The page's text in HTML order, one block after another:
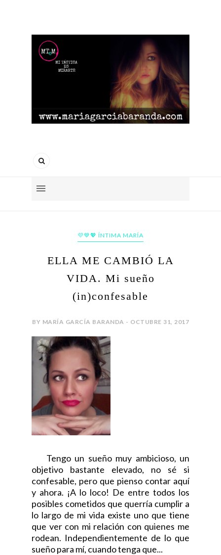
💜💙💖 ÍNTIMA MARÍA
ELLA ME CAMBIÓ LA
VIDA. Mi sueño
(in)confesable
BY MARÍA GARCÍA BARANDA - OCTUBRE 31, 2017
Tengo un sueño muy ambicioso, un
objetivo bastante elevado, no sé si
confesable, pero que pienso contar aquí
y ahora. ¡A lo loco! De entre todos los
posibles cometidos que querría cumplir a
lo largo de mi vida existe uno que tiene
que ver con mi relación con quienes me
rodean. Independientemente de lo que
sueño para mí, cuando tenga que...